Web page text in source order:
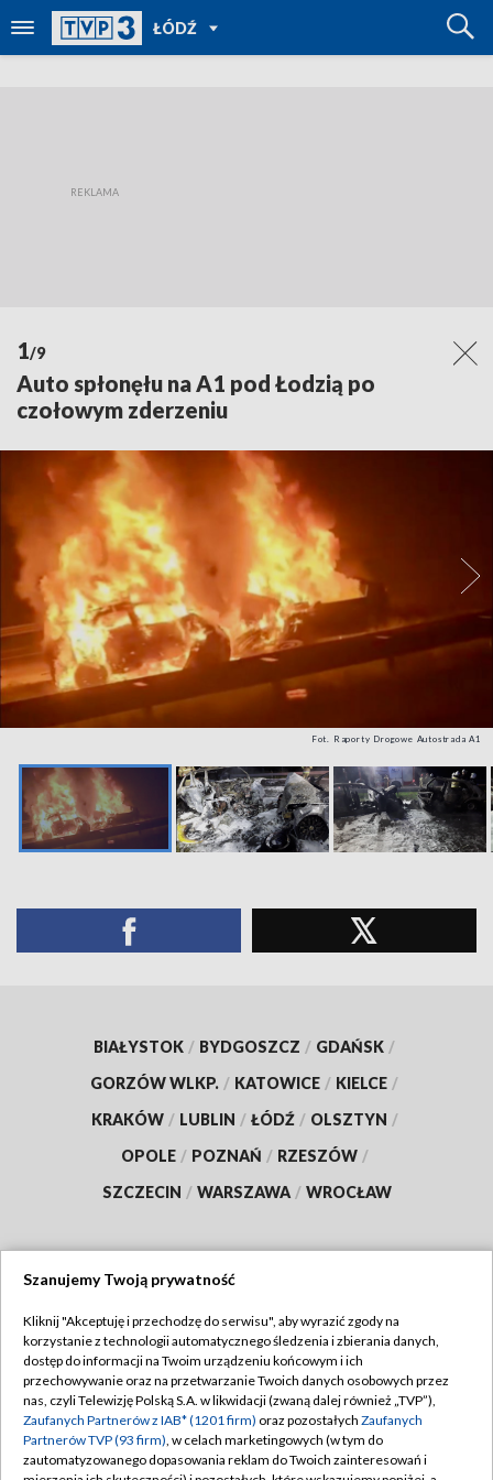
ŁÓDŹ
POWRÓT
DO
REGIONY
1/9
Auto spłonęłu na A1 pod Łodzią po
czołowym zderzeniu
Fot. Raporty Drogowe Autostrada A1
BIAŁYSTOK / BYDGOSZCZ / GDAŃSK /
GORZÓW WLKP. / KATOWICE / KIELCE /
KRAKÓW / LUBLIN / ŁÓDŹ / OLSZTYN /
OPOLE / POZNAŃ / RZESZÓW /
SZCZECIN / WARSZAWA / WROCŁAW
TVP
Abonament TVP
Emisja w TVP
Centrum informacji TVP
Regulamin TVP
Polityka prywatności
Moje zgody
Szanujemy Twoją prywatność
Kliknij "Akceptuję i przechodzę do serwisu", aby wyrazić zgody na
korzystanie z technologii automatycznego śledzenia i zbierania danych,
dostęp do informacji na Twoim urządzeniu końcowym i ich
przechowywanie oraz na przetwarzanie Twoich danych osobowych przez
nas, czyli Telewizję Polską S.A. w likwidacji (zwaną dalej również „TVP”),
Zaufanych Partnerów z IAB* (1201 firm) oraz pozostałych Zaufanych
Partnerów TVP (93 firm), w celach marketingowych (w tym do
zautomatyzowanego dopasowania reklam do Twoich zainteresowań i